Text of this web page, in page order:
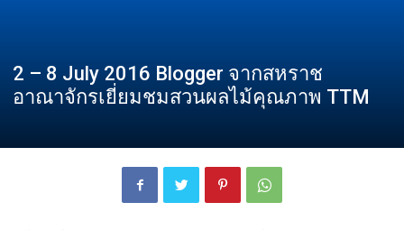
2 – 8 July 2016 Blogger จากสหราช
อาณาจักรเยี่ยมชมสวนผลไม้คุณภาพ TTM